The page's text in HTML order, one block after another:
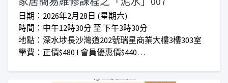
日期：2026年2月28日 (星期六)
時間：中午12時30分 至 下午3時30分
地點：深水埗長沙灣道202號瑞星商業大樓3樓303室
​學費：正價$480 I 會員優惠價$440